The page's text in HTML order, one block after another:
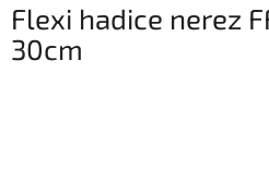
Flexi hadice nerez
30cm